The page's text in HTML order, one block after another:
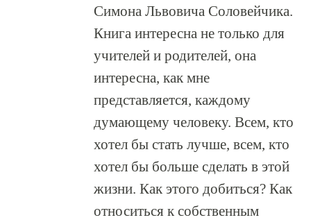
Симона Львовича Соловейчика.
Книга интересна не только для
учителей и родителей, она
интересна, как мне
представляется, каждому
думающему человеку. Всем, кто
хотел бы стать лучше, всем, кто
хотел бы больше сделать в этой
жизни. Как этого добиться? Как
относиться к собственным